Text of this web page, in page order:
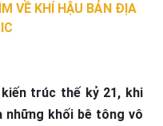
VỀ KHÍ HẬU BẢN ĐỊA
trúc thế kỷ 21, khi
khối bê tông vô